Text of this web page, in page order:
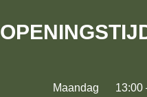
Maandag 13:00